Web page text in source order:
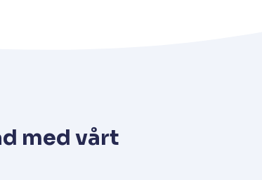
med vårt